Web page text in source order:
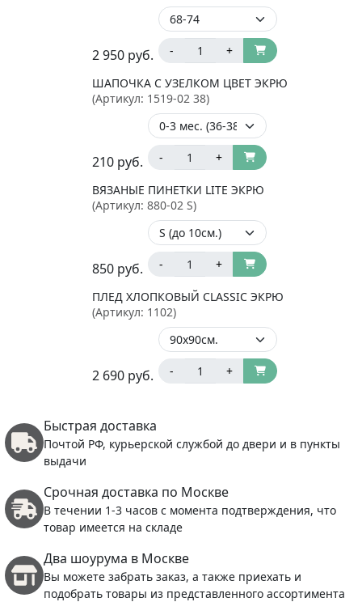
2 950 руб. - +
ШАПОЧКА С УЗЕЛКОМ ЦВЕТ ЭКРЮ
(Артикул: 1519-02 38)
210 руб. - +
ВЯЗАНЫЕ ПИНЕТКИ LITE ЭКРЮ
(Артикул: 880-02 S)
850 руб. - +
ПЛЕД ХЛОПКОВЫЙ CLASSIC ЭКРЮ
(Артикул: 1102)
2 690 руб. - +
Быстрая доставка
Почтой РФ, курьерской службой до двери и в пункты
выдачи
Срочная доставка по Москве
В течении 1-3 часов с момента подтверждения, что
товар имеется на складе
Два шоурума в Москве
Вы можете забрать заказ, а также приехать и
подобрать товары из представленного ассортимента